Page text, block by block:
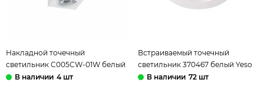
Накладной точечный
светильник C005CW-01W белый
Conik Gyps Maytoni
4 шт
Встраиваемый точечный
светильник 370467 белый Yeso
Novotech
72 шт